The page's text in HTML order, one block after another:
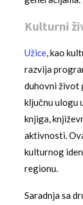
Kulturni
Užice, kao
razvija
duhovni život
ključnu ulogu
knjiga,
aktivnosti.
kulturnog
regionu.
Saradnja sa